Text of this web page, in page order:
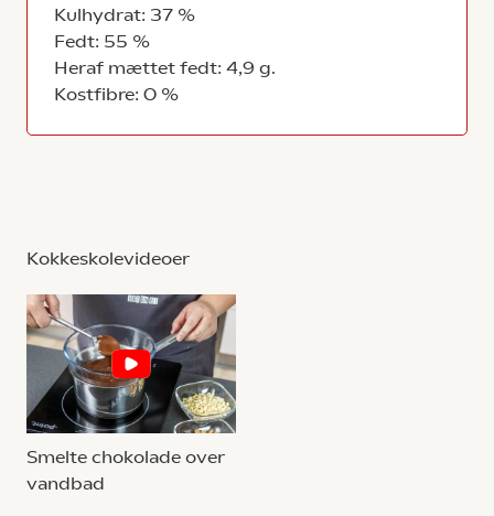
Kulhydrat: 37 %
Fedt: 55 %
Heraf mættet fedt: 4,9 g.
Kostfibre: 0 %
Kokkeskolevideoer
Smelte chokolade over
vandbad